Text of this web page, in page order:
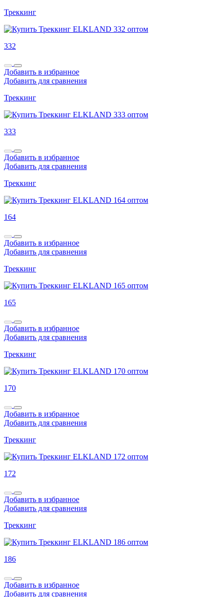
Треккинг
332
Добавить в избранное
Добавить для сравнения
Треккинг
333
Добавить в избранное
Добавить для сравнения
Треккинг
164
Добавить в избранное
Добавить для сравнения
Треккинг
165
Добавить в избранное
Добавить для сравнения
Треккинг
170
Добавить в избранное
Добавить для сравнения
Треккинг
172
Добавить в избранное
Добавить для сравнения
Треккинг
186
Добавить в избранное
Добавить для сравнения